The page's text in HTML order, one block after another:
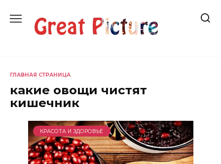
содержанию
ГЛАВНАЯ СТРАНИЦА
какие овощи чистят
кишечник
КРАСОТА И ЗДОРОВЬЕ